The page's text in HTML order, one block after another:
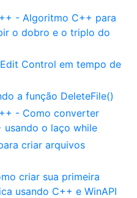
- Algoritmo C++ para
o dobro e o triplo do
Control em tempo de
a função DeleteFile()
- Como converter
usando o laço while
criar arquivos
criar sua primeira
usando C++ e WinAPI